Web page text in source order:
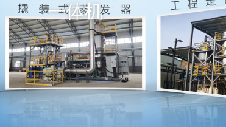
一体机